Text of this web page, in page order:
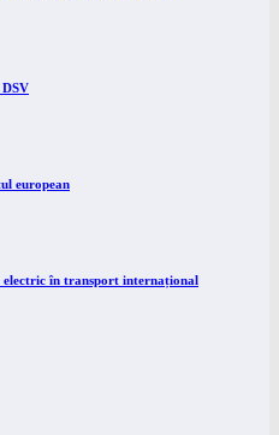
european
electric în transport internațional